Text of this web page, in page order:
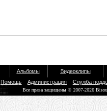
Альбомы
Видеоклипы
Помощь Администрация Служба
Все права защищены © 2007-2026